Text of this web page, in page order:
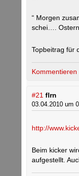
“ Morgen
schei….
Topbeitrag für
Kommentieren
#21 flrn
03.04.2010 um
http://
Beim kicker
aufgestellt.